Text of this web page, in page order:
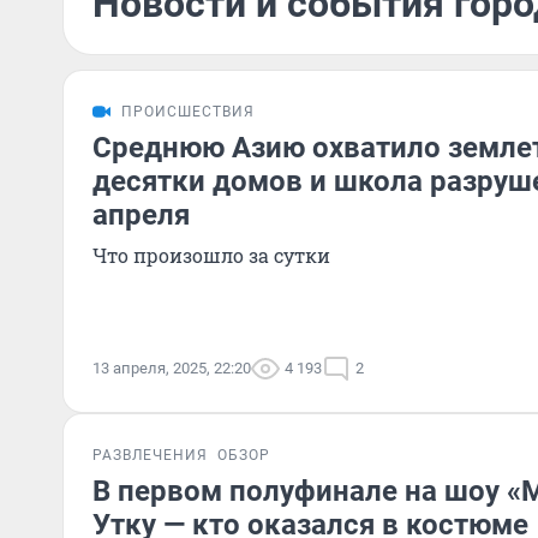
ПРОИСШЕСТВИЯ
Среднюю Азию охватило
десятки домов и школа
апреля
Что произошло за сутки
13 апреля, 2025, 22:20 4 193 2
РАЗВЛЕЧЕНИЯ ОБЗОР
В первом полуфинале на шоу
Утку — кто оказался в костюме